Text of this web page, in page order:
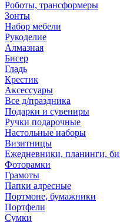
Роботы, трансформеры
Зонты
Набор мебели
Рукоделие
Алмазная
Бисер
Гладь
Крестик
Аксессуары
Все д/праздника
Подарки и сувениры
Ручки подарочные
Настольные наборы
Визитницы
Ежедневники, планинги,
Фоторамки
Грамоты
Папки адресные
Портмоне, бумажники
Портфели
Сумки